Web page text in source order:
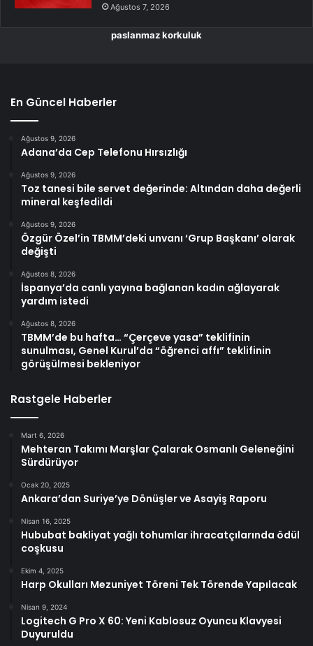
Ağustos 7, 2026
paslanmaz korkuluk
En Güncel Haberler
Ağustos 9, 2026
Adana’da Cep Telefonu Hırsızlığı
Ağustos 9, 2026
Toz tanesi bile servet değerinde: Altından daha değerli
mineral keşfedildi
Ağustos 9, 2026
Özgür Özel’in TBMM’deki unvanı ‘Grup Başkanı’ olarak
değişti
Ağustos 8, 2026
İspanya’da canlı yayına bağlanan kadın ağlayarak
yardım istedi
Ağustos 8, 2026
TBMM’de bu hafta… “Çerçeve yasa” teklifinin
sunulması, Genel Kurul’da “öğrenci affı” teklifinin
görüşülmesi bekleniyor
Rastgele Haberler
Mart 6, 2026
Mehteran Takımı Marşlar Çalarak Osmanlı Geleneğini
Sürdürüyor
Ocak 20, 2025
Ankara’dan Suriye’ye Dönüşler ve Asayiş Raporu
Nisan 16, 2025
Hububat bakliyat yağlı tohumlar ihracatçılarında ödül
coşkusu
Ekim 4, 2025
Harp Okulları Mezuniyet Töreni Tek Törende Yapılacak
Nisan 9, 2024
Logitech G Pro X 60: Yeni Kablosuz Oyuncu Klavyesi
Duyuruldu